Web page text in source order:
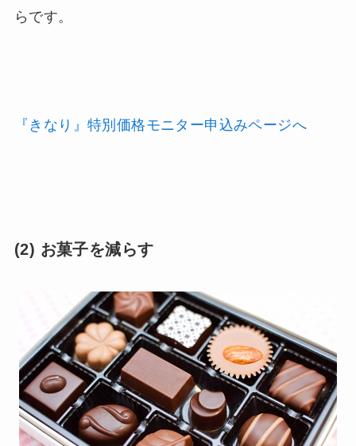
らです。
『きなり』特別価格モニター申込みページへ
(2) お菓子を減らす